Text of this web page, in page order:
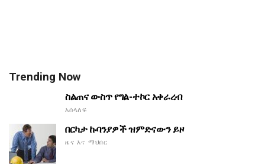
Trending Now
ስልጠና ውስጥ የግል-ተኮር አቀራረብ
አሰላለፍ
በርካታ ኩባንያዎች ዝምድናውን ይዞ
ዜና እና ማህበር